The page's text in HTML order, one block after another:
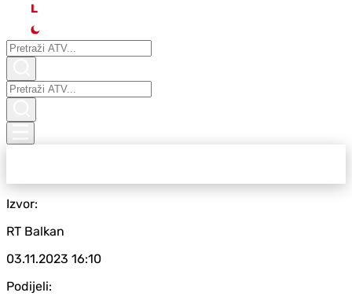
L
Izvor:
RT Balkan
03.11.2023 16:10
Podijeli: